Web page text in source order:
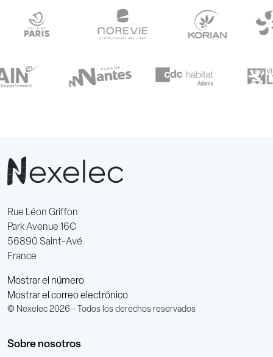
Rue Léon Griffon
Park Avenue 16C
56890 Saint-Avé
France
Mostrar el número
Mostrar el correo electrónico
© Nexelec 2026 - Todos los derechos reservados
Sobre nosotros